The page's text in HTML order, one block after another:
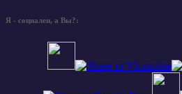
Я - социален, а Вы?: